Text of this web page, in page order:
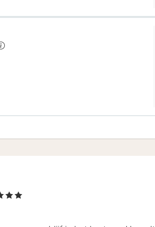
Sterren